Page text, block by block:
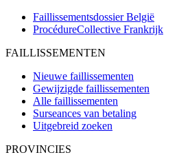
Faillissementsdossier België
ProcédureCollective Frankrijk
FAILLISSEMENTEN
Nieuwe faillissementen
Gewijzigde faillissementen
Alle faillissementen
Surseances van betaling
Uitgebreid zoeken
PROVINCIES